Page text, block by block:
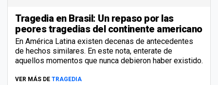
Tragedia en Brasil: Un repaso por las
peores tragedias del continente americano
En América Latina existen decenas de antecedentes
de hechos similares. En este nota, enterate de
aquellos momentos que nunca debieron haber existido.
VER MÁS DE TRAGEDIA